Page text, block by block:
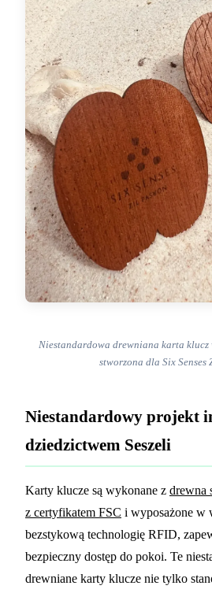
Niestandardowa drewniana karta klucz
stworzona dla Six Senses
Niestandardowy projekt
dziedzictwem Seszeli
Karty klucze są wykonane z drewna
z certyfikatem FSC i wyposażone w
bezstykową technologię RFID,
bezpieczny dostęp do pokoi. Te
drewniane karty klucze nie tylko